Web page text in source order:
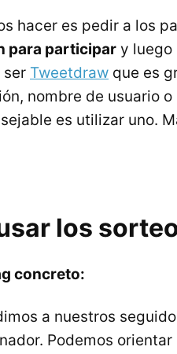
hacer es pedir a los
para participar y luego
ser Tweetdraw que es
nombre de usuario
es utilizar uno.
los
concreto:
a nuestros
Podemos